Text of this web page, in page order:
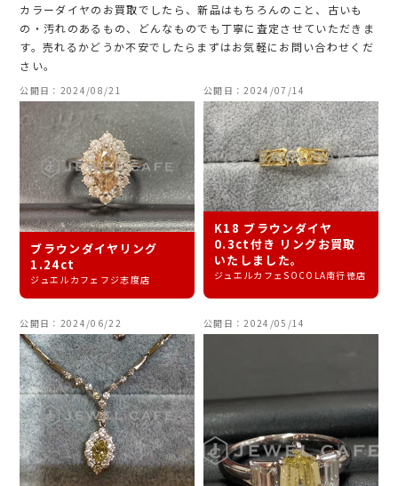
カラーダイヤのお買取でしたら、新品はもちろんのこと、古いも
の・汚れのあるもの、どんなものでも丁寧に査定させていただきま
す。売れるかどうか不安でしたらまずはお気軽にお問い合わせくだ
さい。
公開日：2024/08/21
ブラウンダイヤリング
1.24ct
ジュエルカフェフジ志度店
公開日：2024/07/14
K18 ブラウンダイヤ
0.3ct付き リングお買取
いたしました。
ジュエルカフェSOCOLA南行徳店
公開日：2024/06/22 公開日：2024/05/14